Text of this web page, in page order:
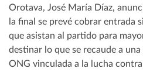
Orotava, José María Díaz,
la final se prevé cobrar entrada
que asistan al partido para
destinar lo que se recaude a
ONG vinculada a la lucha contra